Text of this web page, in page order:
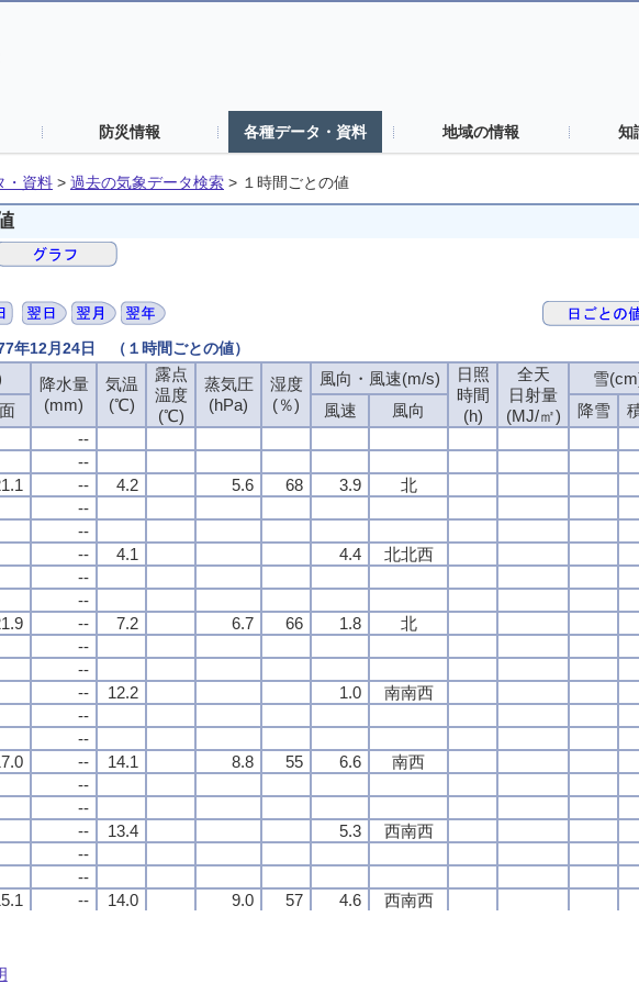
防災情報 各種データ・資料 地域の情報 知
・資料 > 過去の気象データ検索 > １時間ごとの値
年12月24日 （１時間ごとの値）
降水量
(mm)
気温
(℃)
露点
温度
(℃)
蒸気圧
(hPa)
湿度
(％)
風向・風速(m/s)
日照
時間
(h)
全天
日射量
(MJ/㎡)
雪
風速 風向 降雪
--
--
-- 4.2 5.6 68 3.9
北
--
--
-- 4.1 4.4
北北西
--
--
-- 7.2 6.7 66 1.8 北
--
--
-- 12.2 1.0
南南西
--
--
-- 14.1 8.8 55 6.6 南西
--
--
-- 13.4 5.3
西南西
--
--
-- 14.0 9.0 57 4.6 西南西
降水量
(mm)
気温
(℃)
露点
温度
(℃)
蒸気圧
(hPa)
湿度
(％)
風向・風速(m/s)
日照
時間
(h)
全天
日射量
(MJ/㎡)
雪
風速 風向 降雪
--
--
-- 4.2 5.6 68 3.9
北
--
--
-- 4.1 4.4
北北西
--
--
-- 7.2 6.7 66 1.8 北
--
--
-- 12.2 1.0
南南西
--
--
-- 14.1 8.8 55 6.6 南西
--
--
-- 13.4 5.3
西南西
--
--
-- 14.0 9.0 57 4.6 西南西
降水量
(mm)
気温
(℃)
露点
温度
(℃)
蒸気圧
(hPa)
湿度
(％)
風向・風速(m/s)
日照
時間
(h)
全天
日射量
(MJ/㎡)
雪
風速 風向 降雪
--
--
-- 4.2 5.6 68 3.9
北
--
--
-- 4.1 4.4
北北西
--
--
-- 7.2 6.7 66 1.8 北
--
--
-- 12.2 1.0
南南西
--
--
-- 14.1 8.8 55 6.6 南西
--
--
-- 13.4 5.3
西南西
--
--
-- 14.0 9.0 57 4.6 西南西
降水量
(mm)
気温
(℃)
露点
温度
(℃)
蒸気圧
(hPa)
湿度
(％)
風向・風速(m/s)
日照
時間
(h)
全天
日射量
(MJ/㎡)
雪
風速 風向 降雪
--
--
-- 4.2 5.6 68 3.9
北
--
--
-- 4.1 4.4
北北西
--
--
-- 7.2 6.7 66 1.8 北
--
--
-- 12.2 1.0
南南西
--
--
-- 14.1 8.8 55 6.6 南西
--
--
-- 13.4 5.3
西南西
--
--
-- 14.0 9.0 57 4.6 西南西